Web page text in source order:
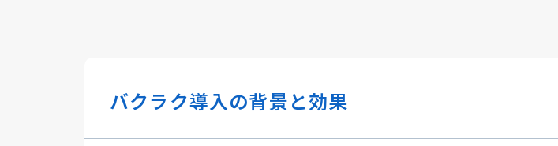
バクラク導入の背景と効果